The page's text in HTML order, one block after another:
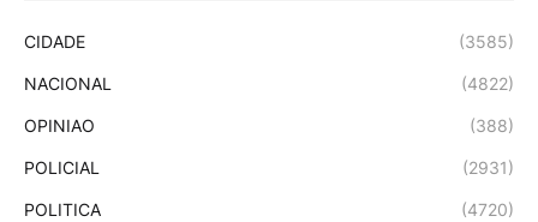
CIDADE (3585)
NACIONAL (4822)
OPINIAO (388)
POLICIAL (2931)
POLITICA (4720)